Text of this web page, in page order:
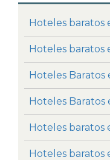
Hoteles baratos
Hoteles baratos
Hoteles Baratos
Hoteles Baratos
Hoteles baratos
Hoteles baratos